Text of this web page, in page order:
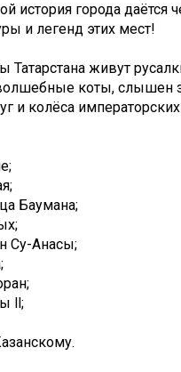
история города даётся
и легенд этих мест!
Татарстана живут
коты, слышен
и колёса императорских
Баумана;
Су-Анасы;
ll;